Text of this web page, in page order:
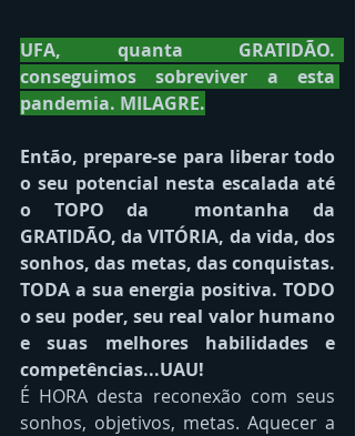
UFA, quanta GRATIDÃO.
conseguimos sobreviver a esta
pandemia. MILAGRE.
Então, prepare-se para liberar todo
o seu potencial nesta escalada até
o TOPO da  montanha da
GRATIDÃO, da VITÓRIA, da vida, dos
sonhos, das metas, das conquistas.
TODA a sua energia positiva. TODO
o seu poder, seu real valor humano
e suas melhores habilidades e
competências...UAU!
É HORA desta reconexão com seus
sonhos, objetivos, metas. Aquecer a